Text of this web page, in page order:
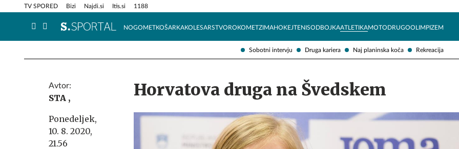
Sobotni intervju Druga kariera Naj planinska koča Rekreacija
TV SPORED Bizi Najdi.si Itis.si 1188
NOGOMETKOŠARKAKOLESARSTVOROKOMETZIMAHOKEJTENISODBOJKAATLETIKAMOTODRUGOOLIMPIZEM
Info in obvestila Tehnik
Avtor:
STA ,
Ponedeljek,
10. 8. 2020,
21.56
Horvatova druga na Švedskem